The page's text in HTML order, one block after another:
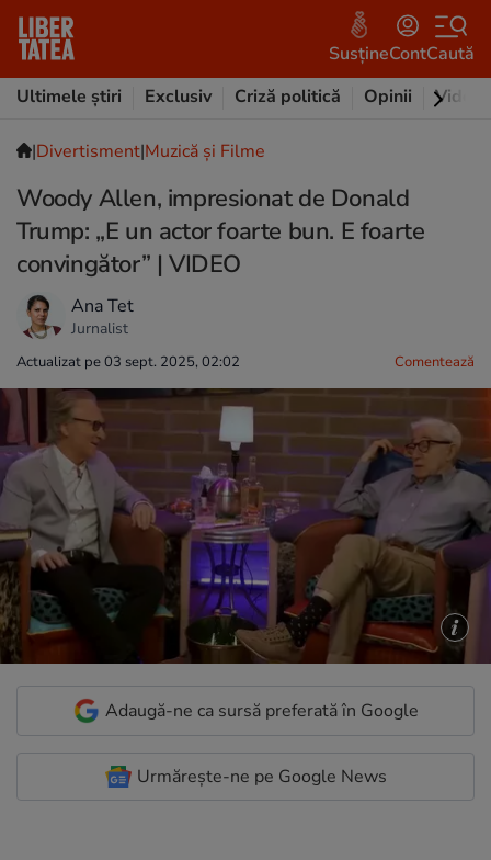
SusțineContCaută
Ultimele știri
Exclusiv Criză politică Opinii Video
|Divertisment|Muzică și Filme
Woody Allen, impresionat de Donald
Trump: „E un actor foarte bun. E foarte
convingător” | VIDEO
Ana Tet
Jurnalist
Actualizat pe 03 sept. 2025, 02:02 Comentează
Adaugă-ne ca sursă preferată în Google
Urmărește-ne pe Google News